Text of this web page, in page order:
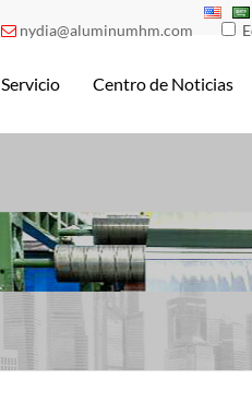
 nydia@aluminumhm.com
Servicio Centro de Noticias